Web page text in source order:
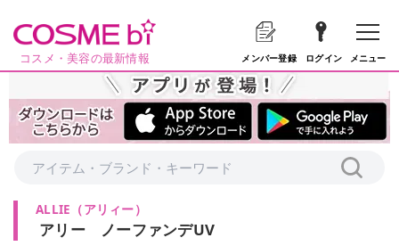
コスメ・美容の最新情報 メンバー登録 ログイン メニュー
ALLIE （アリィー）
アリー ノーファンデUV